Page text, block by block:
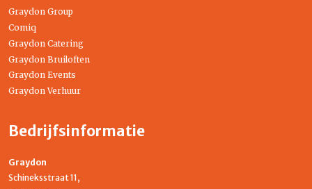
Graydon Group
Comiq
Graydon Catering
Graydon Bruiloften
Graydon Events
Graydon Verhuur
Bedrijfsinformatie
Graydon
Schineksstraat 11,